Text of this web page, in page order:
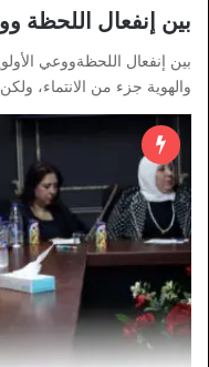
بين إنفعال اللحظة
بين إنفعال اللحظةووعي
والهوية جزء من الانتماء،